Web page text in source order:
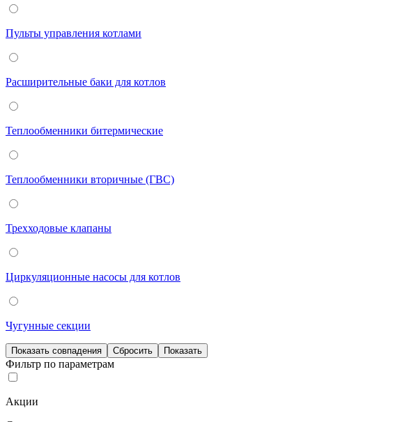
Пульты управления котлами
Расширительные баки для котлов
Теплообменники битермические
Теплообменники вторичные (ГВС)
Трехходовые клапаны
Циркуляционные насосы для котлов
Чугунные секции
Фильтр по параметрам
Акции